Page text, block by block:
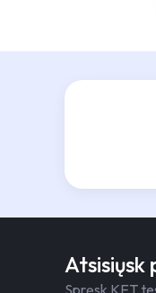
Atsisiųsk
Spręsk KET